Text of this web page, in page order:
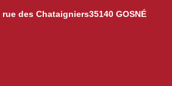
rue des Chataigniers35140 GOSNÉ